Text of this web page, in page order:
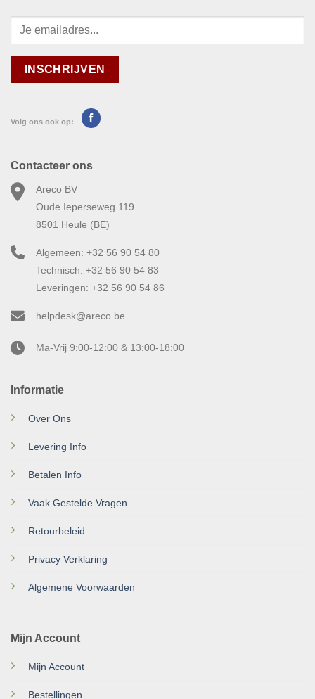
Volg ons ook op:
Informatie
Over Ons
Levering Info
Betalen Info
Vaak Gestelde Vragen
Retourbeleid
Privacy Verklaring
Algemene Voorwaarden
Mijn Account
Mijn Account
Bestellingen
Contacteer ons
Areco BV
Oude Ieperseweg 119
8501 Heule (BE)
Algemeen: +32 56 90 54 80
Technisch: +32 56 90 54 83
Leveringen: +32 56 90 54 86
helpdesk@areco.be
Ma-Vrij 9:00-12:00 & 13:00-18:00